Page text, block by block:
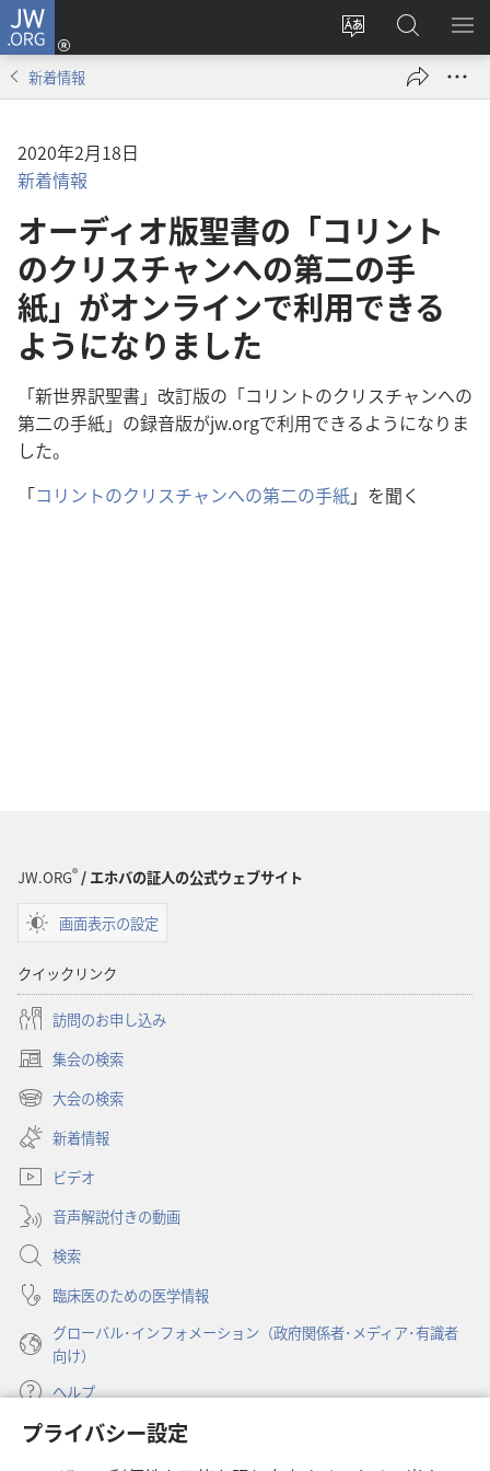
プライバシー設定
JW.ORG
サ
ト
変
え
る
ロ
グ
ン
ブ
で
開
く）
JW.ORG
の
検
メ
を
新着情報
2020年2月18日
新着情報
オーディオ版聖書の「コリント
のクリスチャンへの第二の手
紙」がオンラインで利用できる
ようになりました
「新世界訳聖書」改訂版の「コリントのクリスチャンへの
第二の手紙」の録音版がjw.orgで利用できるようになりま
した。
「コリントのクリスチャンへの第二の手紙」を聞く
JW.ORG®/ エホバの証人の公式ウェブサイト
画面表示の設定
クイックリンク
訪問のお申し込み
集会の検索
（新
し
タ
で
開
く）
大会の検索
（新
し
い
タ
ブ
で
開
く）
新着情報
ビデオ
音声解説付きの動画
検索
臨床医のための医学情報
グローバル･インフォメーション（政府関係者･メディア･有識者
向け）
ヘルプ
寄付